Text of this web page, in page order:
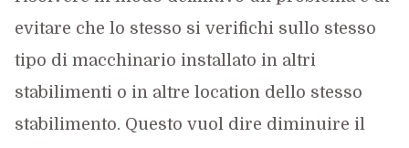
evitare che lo stesso si verifichi sullo stesso
tipo di macchinario installato in altri
stabilimenti o in altre location dello stesso
stabilimento. Questo vuol dire diminuire il